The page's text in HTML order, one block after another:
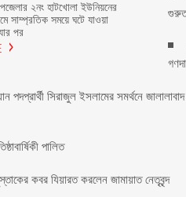
২নং হাটখোলা ইউনিয়নের
সাম্প্রতিক সময়ে ঘটে যাওয়া
পর
পদপ্রার্থী সিরাজুল ইসলামের সমর্থনে
পালিত
কবর যিয়ারত করলেন জামায়াত নেতৃবৃন্দ